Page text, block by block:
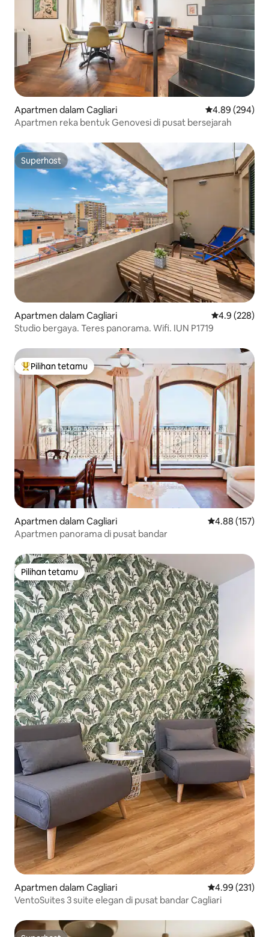
Apartmen dalam Cagliari Penarafan
4.89 (294)
Apartmen reka bentuk Genovesi di pusat bersejarah
Superhost
Superhost
Apartmen dalam Cagliari Penarafan
4.9 (228)
Studio bergaya. Teres panorama. Wifi. IUN P1719
Pilihan utama tetamu
Pilihan tetamu
Apartmen dalam Cagliari Penarafan
4.88 (157)
Apartmen panorama di pusat bandar
Pilihan tetamu
Pilihan tetamu
Apartmen dalam Cagliari Penarafan
4.99 (231)
VentoSuites 3 suite elegan di pusat bandar Cagliari